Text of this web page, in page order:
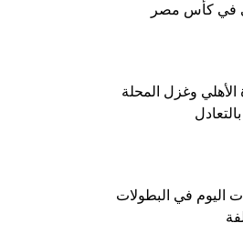
في كأس مصر
الأهلي وغزل المحلة
اليوم في البطولات